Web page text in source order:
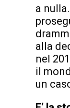
a
alla
nel
il
un